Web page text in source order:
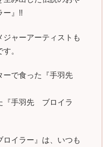
』!!
ジャーアーティストも
。
ーで食った『手羽先
『手羽先 ブロイラ
イラー』は、いつも